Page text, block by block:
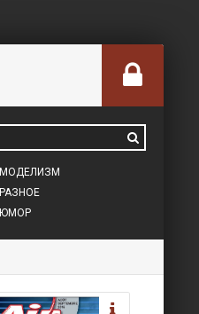
МОДЕЛИЗМ
РАЗНОЕ
ЮМОР